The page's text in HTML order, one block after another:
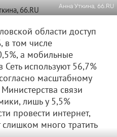
Анна Уткина, 66.RU
области доступ
в том числе
а мобильные
используют 56,7%
масштабному
связи
лишь у 5,5%
провести интернет,
много тратить